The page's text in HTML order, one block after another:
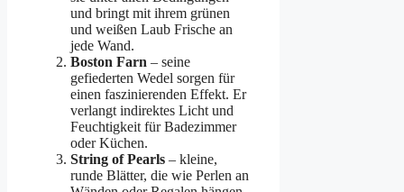
und bringt mit ihrem grünen
und weißen Laub Frische an
jede Wand.
Boston Farn – seine
gefiederten Wedel sorgen für
einen faszinierenden Effekt. Er
verlangt indirektes Licht und
Feuchtigkeit für Badezimmer
oder Küchen.
String of Pearls – kleine,
runde Blätter, die wie Perlen an